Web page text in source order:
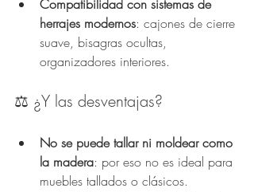
Compatibilidad con sistemas de
herrajes modernos: cajones de cierre
suave, bisagras ocultas,
organizadores interiores.
⚖️ ¿Y las desventajas?
No se puede tallar ni moldear como
la madera: por eso no es ideal para
muebles tallados o clásicos.